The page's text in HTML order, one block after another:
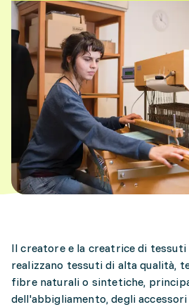
Il creatore e la creatrice di
realizzano tessuti di alta qualità,
fibre naturali o sintetiche,
dell'abbigliamento, degli